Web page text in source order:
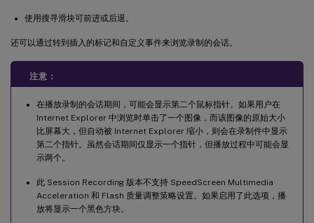
使用搜寻滑块可前进或后退。
还可以通过转到插入的标记和自定义事件来浏览录制的会话。
注意：
在播放录制的会话期间，可能会显示第二个鼠标指针。如果用户在
Internet Explorer 中浏览时单击了一个图像，而该图像的原始大小
比屏幕大，但自动被 Internet Explorer 缩小，则会在录制件中显示
第二个指针。虽然会话期间仅显示一个指针，但播放过程中可能会显
示两个。
此 Session Recording 版本不支持 SpeedScreen Multimedia
Acceleration 和 Flash 质量调整策略设置。如果启用了此选项，播
放将显示一个黑色方块。